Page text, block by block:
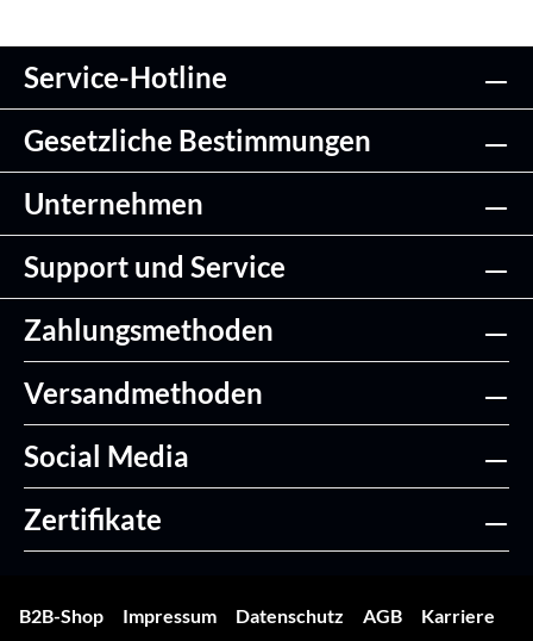
Service-Hotline
Gesetzliche Bestimmungen
Unternehmen
Support und Service
Zahlungsmethoden
Versandmethoden
Social Media
Zertifikate
B2B-Shop Impressum Datenschutz AGB Karriere